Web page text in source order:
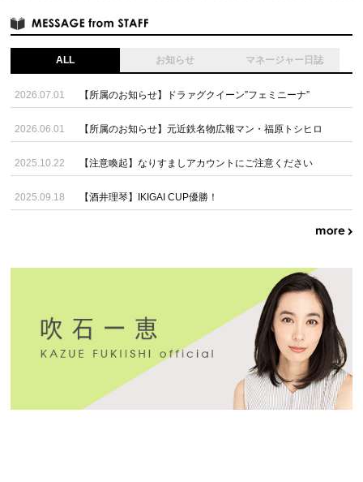
ALL お知らせ マネージャー日誌
2026.07.01 【所属のお知らせ】ドラァグクイーン”フェミニーナ”
2026.06.01 【所属のお知らせ】元近鉄名物広報マン・福原トシヒロ
2025.10.22 【注意喚起】なりすましアカウントにご注意ください
2025.09.18 【酒井理琴】IKIGAI CUP優勝！